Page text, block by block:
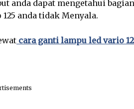
anda dapat mengetahui
anda tidak Menyala.
cara ganti lampu led vario